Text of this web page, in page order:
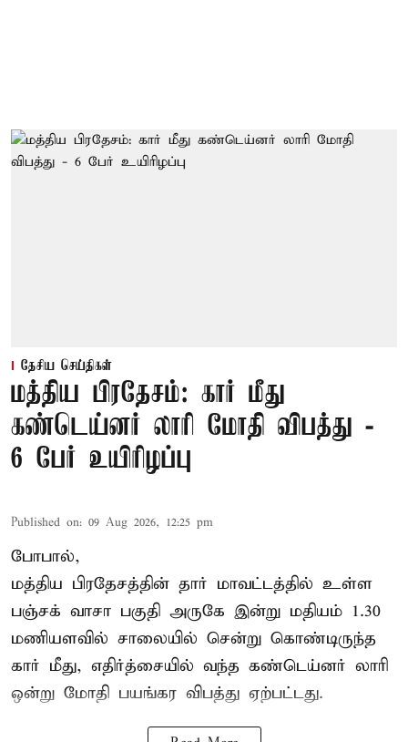
தேசிய செய்திகள்
மத்திய பிரதேசம்: கார் மீது
கண்டெய்னர் லாரி மோதி விபத்து -
6 பேர் உயிரிழப்பு
Published on: 09 Aug 2026, 12:25 pm
போபால்,
மத்திய பிரதேசத்தின் தார் மாவட்டத்தில் உள்ள
பஞ்சக் வாசா பகுதி அருகே இன்று மதியம் 1.30
மணியளவில் சாலையில் சென்று கொண்டிருந்த
கார் மீது, எதிர்த்சையில் வந்த கண்டெய்னர் லாரி
ஒன்று மோதி பயங்கர விபத்து ஏற்பட்டது.